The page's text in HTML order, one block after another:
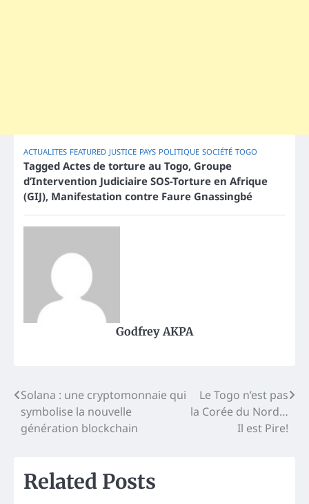
ACTUALITES FEATURED JUSTICE PAYS POLITIQUE SOCIÉTÉ TOGO
Tagged Actes de torture au Togo, Groupe
d’Intervention Judiciaire SOS-Torture en Afrique
(GIJ), Manifestation contre Faure Gnassingbé
Godfrey AKPA
Post
navigation
Solana : une cryptomonnaie qui
symbolise la nouvelle
génération blockchain
Le Togo n’est pas
la Corée du Nord…
Il est Pire!
Related Posts